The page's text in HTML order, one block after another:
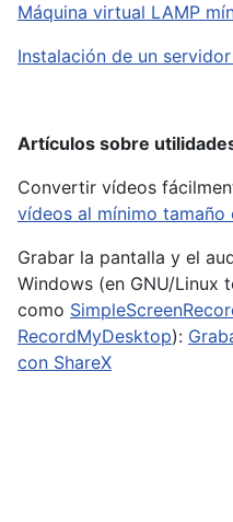
Máquina virtual LAMP
Instalación de un
Artículos sobre
Convertir vídeos
vídeos al mínimo tamaño
Grabar la pantalla y el
Windows (en GNU/Linux
como
RecordMyDesktop):
con ShareX